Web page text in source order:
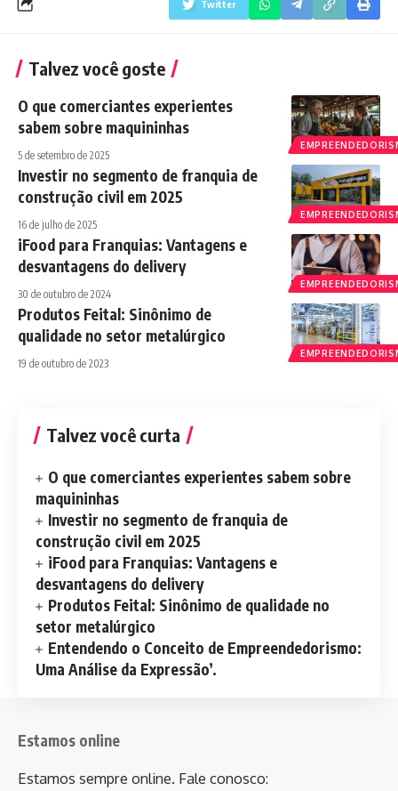
Twitter
Talvez você goste
O que comerciantes experientes
sabem sobre maquininhas
5 de setembro de 2025
Investir no segmento de franquia de
construção civil em 2025
16 de julho de 2025
iFood para Franquias: Vantagens e
desvantagens do delivery
30 de outubro de 2024
Produtos Feital: Sinônimo de
qualidade no setor metalúrgico
19 de outubro de 2023
Talvez você curta
O que comerciantes experientes sabem sobre
maquininhas
Investir no segmento de franquia de
construção civil em 2025
iFood para Franquias: Vantagens e
desvantagens do delivery
Produtos Feital: Sinônimo de qualidade no
setor metalúrgico
Entendendo o Conceito de Empreendedorismo:
Uma Análise da Expressão’.
Estamos online
Estamos sempre online. Fale conosco: